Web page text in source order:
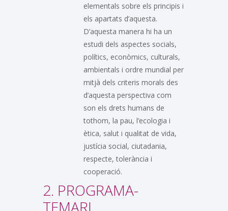
elementals sobre els principis i
els apartats d’aquesta.
D’aquesta manera hi ha un
estudi dels aspectes socials,
polítics, econòmics, culturals,
ambientals i ordre mundial per
mitjà dels criteris morals des
d’aquesta perspectiva com
son els drets humans de
tothom, la pau, l’ecologia i
ètica, salut i qualitat de vida,
justícia social, ciutadania,
respecte, tolerància i
cooperació.
2. PROGRAMA-
TEMARI